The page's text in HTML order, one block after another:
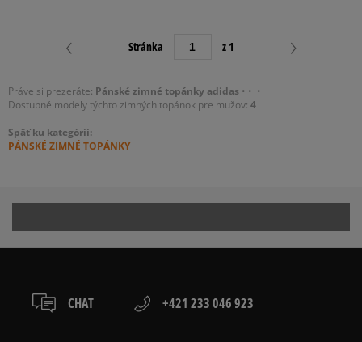
ŠPORTOVÁ
FILTROVAŤ PRODUKTY
Práve si prezeráte: Pánskézimné topánky adidas • • •
Dostupné modely týchto zimných topánok pre mužov: 4
Späť ku kategórii:
PÁNSKÉ ZIMNÉ TOPÁNKY
Stránka z 1
CHAT +421 233 046 923